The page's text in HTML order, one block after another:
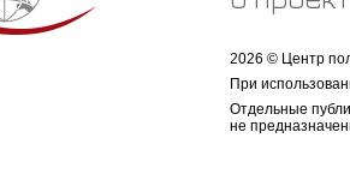
2026 © Центр
При
Отдельные
не